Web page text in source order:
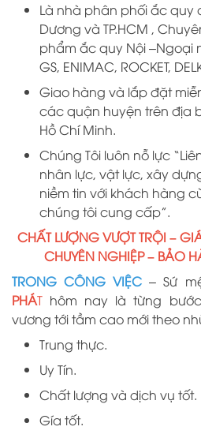
Là nhà phân phối ắc quy
Dương và TP.HCM ,
phẩm ắc quy Nội –Ngoại
GS, ENIMAC, ROCKET,
Giao hàng và lắp đặt
các quận huyện trên địa
Hồ Chí Minh.
Chúng Tôi luôn nỗ lực
nhân lực, vật lực, xây
niềm tin với khách hàng
chúng tôi cung cấp”.
CHẤT LƯỢNG VƯỢT TRỘI –
CHUYÊN NGHIỆP – BẢO
TRONG CÔNG VIỆC – Sứ
PHÁT hôm nay là từng
vương tới tầm cao mới theo
Trung thực.
Uy Tín.
Chất lượng và dịch vụ tốt.
Gía tốt.